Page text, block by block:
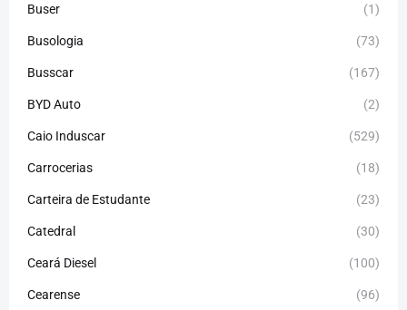
Buser (1)
Busologia (73)
Busscar (167)
BYD Auto (2)
Caio Induscar (529)
Carrocerias (18)
Carteira de Estudante (23)
Catedral (30)
Ceará Diesel (100)
Cearense (96)